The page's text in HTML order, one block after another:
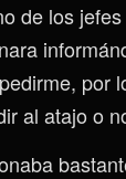
de los
por
al atajo o